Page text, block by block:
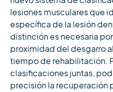
lesiones musculares que
específica de la lesión
distinción es necesaria
proximidad del desgarro
tiempo de rehabilitación.
clasificaciones juntas,
precisión la recuperación